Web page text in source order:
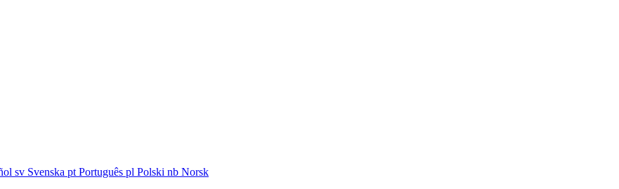
sv Svenska pt Português pl Polski nb Norsk